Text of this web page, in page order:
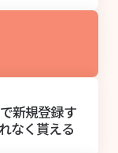
新規登録す
なく貰える